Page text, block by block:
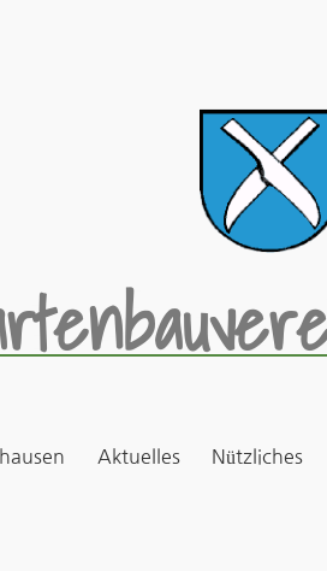
Aktuelles Nützliches